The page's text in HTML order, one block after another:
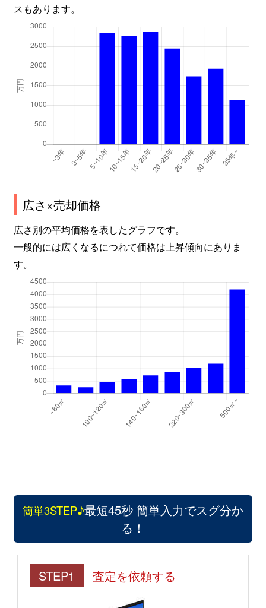
スもあります。
広さ×売却価格
広さ別の平均価格を表したグラフです。
一般的には広くなるにつれて価格は上昇傾向にありま
す。
簡単3STEP♪最短45秒 簡単入力でスグ分か
る！
STEP1 査定を依頼する